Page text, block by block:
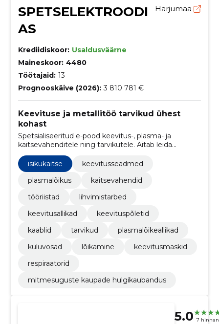
SPETSELEKTROODI
AS
Harjumaa
Krediidiskoor: Usaldusväärne
Maineskoor: 4480
Töötajaid: 13
Prognooskäive (2026): 3 810 781 €
Keevituse ja metallitöö tarvikud ühest
kohast
Spetsialiseeritud e-pood keevitus-, plasma- ja
kaitsevahenditele ning tarvikutele. Aitab leida
seadmed, kulutarvikud ja varuosad ühest kohast.
isikukaitse
keevitusseadmed
plasmalõikus
kaitsevahendid
tööriistad
lihvimistarbed
keevitusallikad
keevituspõletid
kaablid
tarvikud
plasmalõikeallikad
kuluvosad
lõikamine
keevitusmaskid
respiraatorid
mitmesuguste kaupade hulgikaubandus
5.0 7